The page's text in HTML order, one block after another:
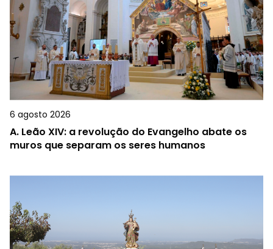
6 agosto 2026
A. Leão XIV: a revolução do Evangelho abate os
muros que separam os seres humanos